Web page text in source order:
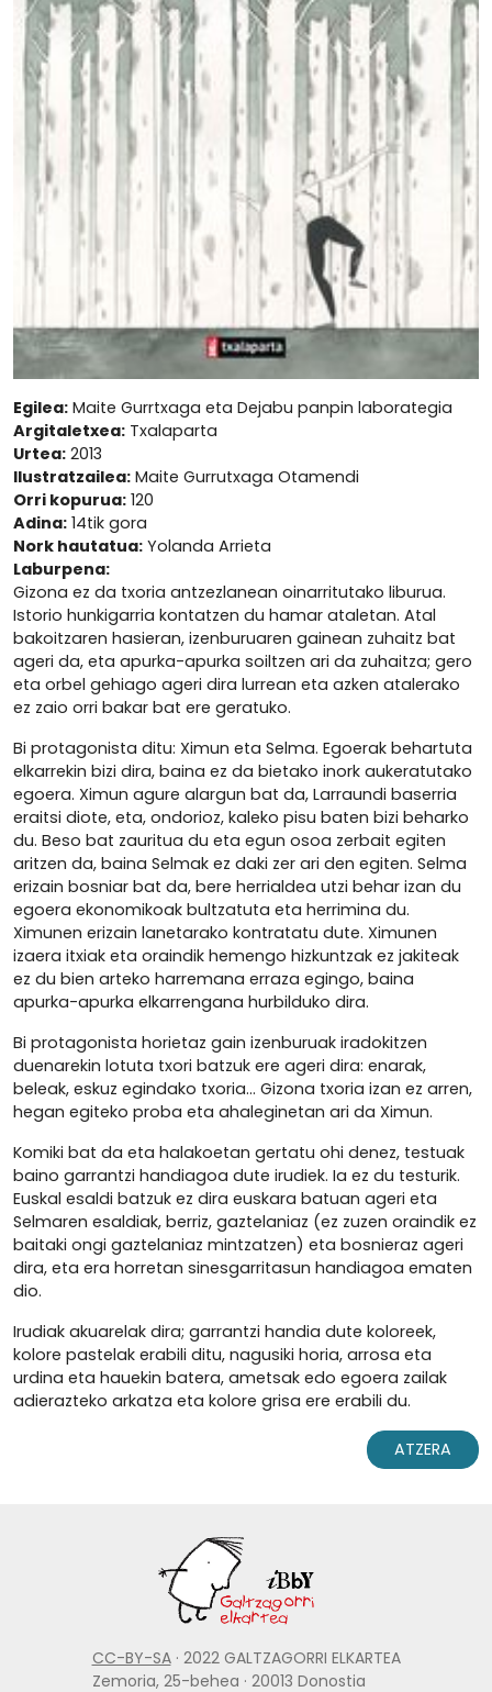
Egilea: Maite Gurrtxaga eta Dejabu panpin laborategia
Argitaletxea: Txalaparta
Urtea: 2013
Ilustratzailea: Maite Gurrutxaga Otamendi
Orri kopurua: 120
Adina: 14tik gora
Nork hautatua: Yolanda Arrieta
Laburpena:
Gizona ez da txoria antzezlanean oinarritutako liburua.
Istorio hunkigarria kontatzen du hamar ataletan. Atal
bakoitzaren hasieran, izenburuaren gainean zuhaitz bat
ageri da, eta apurka-apurka soiltzen ari da zuhaitza; gero
eta orbel gehiago ageri dira lurrean eta azken atalerako
ez zaio orri bakar bat ere geratuko.
Bi protagonista ditu: Ximun eta Selma. Egoerak behartuta
elkarrekin bizi dira, baina ez da bietako inork aukeratutako
egoera. Ximun agure alargun bat da, Larraundi baserria
eraitsi diote, eta, ondorioz, kaleko pisu baten bizi beharko
du. Beso bat zauritua du eta egun osoa zerbait egiten
aritzen da, baina Selmak ez daki zer ari den egiten. Selma
erizain bosniar bat da, bere herrialdea utzi behar izan du
egoera ekonomikoak bultzatuta eta herrimina du.
Ximunen erizain lanetarako kontratatu dute. Ximunen
izaera itxiak eta oraindik hemengo hizkuntzak ez jakiteak
ez du bien arteko harremana erraza egingo, baina
apurka-apurka elkarrengana hurbilduko dira.
Bi protagonista horietaz gain izenburuak iradokitzen
duenarekin lotuta txori batzuk ere ageri dira: enarak,
beleak, eskuz egindako txoria... Gizona txoria izan ez arren,
hegan egiteko proba eta ahaleginetan ari da Ximun.
Komiki bat da eta halakoetan gertatu ohi denez, testuak
baino garrantzi handiagoa dute irudiek. Ia ez du testurik.
Euskal esaldi batzuk ez dira euskara batuan ageri eta
Selmaren esaldiak, berriz, gaztelaniaz (ez zuzen oraindik ez
baitaki ongi gaztelaniaz mintzatzen) eta bosnieraz ageri
dira, eta era horretan sinesgarritasun handiagoa ematen
dio.
Irudiak akuarelak dira; garrantzi handia dute koloreek,
kolore pastelak erabili ditu, nagusiki horia, arrosa eta
urdina eta hauekin batera, ametsak edo egoera zailak
adierazteko arkatza eta kolore grisa ere erabili du.
ATZERA
CC-BY-SA· 2022 GALTZAGORRI ELKARTEA
Zemoria, 25-behea · 20013 Donostia